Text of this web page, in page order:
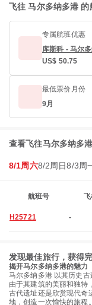
飞往 马尔多纳多港 的
专属航班优惠
库斯科 - 马尔
US$ 50.75
最低票价月份
9月
查看飞往马尔多纳多
8/1周六8/2周日8/3周
航班号
H25721 -
发现最佳旅行，获得
揭开马尔多纳多港的魅力
马尔多纳多港 以其历史古
由于其建筑的美丽和独特
古代遗址还是欣赏现代奇
地，创造一次愉快的旅程。